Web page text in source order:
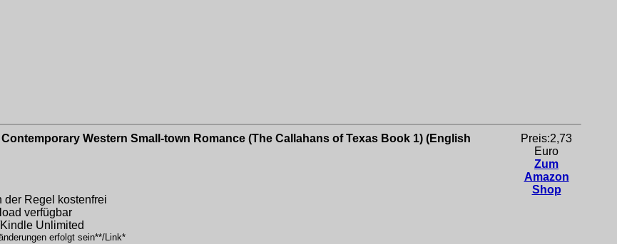
Western Small-town Romance (The Callahans of Texas Book 1) (English
der Regel kostenfrei
verfügbar
Unlimited
erfolgt sein**/Link*
Preis:2,73
Euro
Zum
Amazon
Shop